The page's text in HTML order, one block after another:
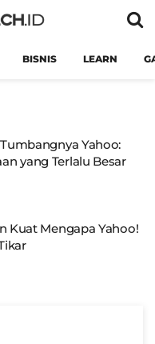
BISNIS LEARN
Yahoo:
yang Terlalu Besar
Kuat Mengapa Yahoo!